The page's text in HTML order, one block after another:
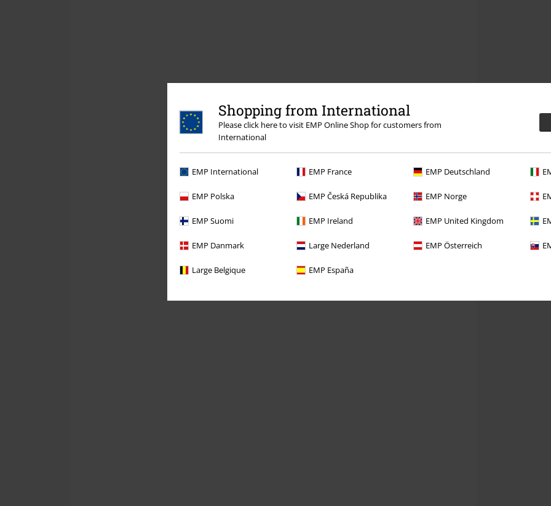
Shopping from International
Please click here to visit EMP Online Shop for customers from
International
EMP International EMP France EMP Deutschland
EMP Polska EMP Česká Republika EMP Norge
EMP Suomi EMP Ireland EMP United Kingdom
EMP Danmark Large Nederland EMP Österreich
Large Belgique EMP España